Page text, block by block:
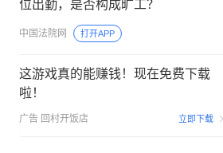
位出勤，是否构成旷工？
中国法院网 打开APP
这游戏真的能赚钱！现在免费下载
啦！
广告 回村开饭店 立即下载